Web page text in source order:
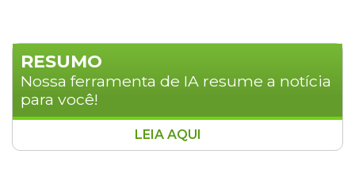
RESUMO
Nossa ferramenta de IA resume a notícia
para você!
O Governo de Mato Grosso do Sul
LEIA AQUI